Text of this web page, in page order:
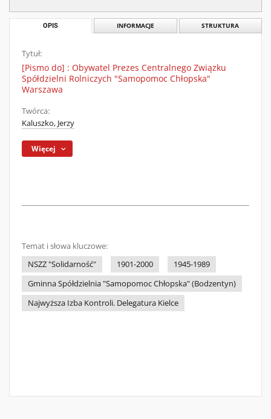
OPIS INFORMACJE STRUKTURA
Tytuł:
[Pismo do] : Obywatel Prezes Centralnego Związku
Spółdzielni Rolniczych "Samopomoc Chłopska"
Warszawa
Twórca:
Kaluszko, Jerzy
Więcej
Temat i słowa kluczowe:
NSZZ "Solidarność"
1901-2000
1945-1989
Gminna Spółdzielnia "Samopomoc Chłopska" (Bodzentyn)
Najwyższa Izba Kontroli. Delegatura Kielce